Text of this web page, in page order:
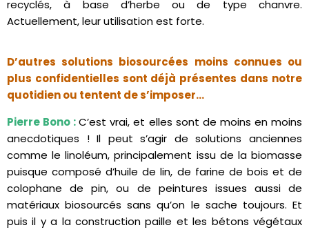
recyclés, à base d’herbe ou de type chanvre.
Actuellement, leur utilisation est forte.
D’autres solutions biosourcées moins connues ou
plus confidentielles sont déjà présentes dans notre
quotidien ou tentent de s’imposer…
Pierre Bono :C’est vrai, et elles sont de moins en moins
anecdotiques ! Il peut s’agir de solutions anciennes
comme le linoléum, principalement issu de la biomasse
puisque composé d’huile de lin, de farine de bois et de
colophane de pin, ou de peintures issues aussi de
matériaux biosourcés sans qu’on le sache toujours. Et
puis il y a la construction paille et les bétons végétaux